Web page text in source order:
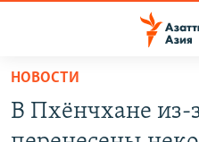
Вернуться
основному
содержанию
НОВОСТИ
В Пхёнчхане из-